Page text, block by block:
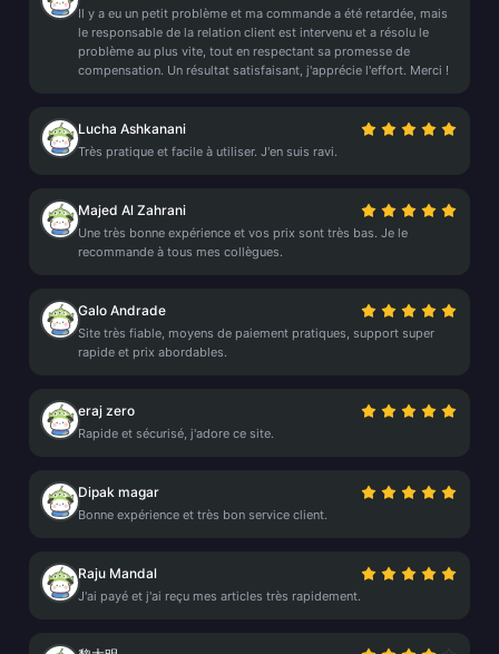
Il y a eu un petit problème et ma commande a été retardée, mais
le responsable de la relation client est intervenu et a résolu le
problème au plus vite, tout en respectant sa promesse de
compensation. Un résultat satisfaisant, j'apprécie l'effort. Merci !
Lucha Ashkanani
Très pratique et facile à utiliser. J'en suis ravi.
Majed Al Zahrani
Une très bonne expérience et vos prix sont très bas. Je le
recommande à tous mes collègues.
Galo Andrade
Site très fiable, moyens de paiement pratiques, support super
rapide et prix abordables.
eraj zero
Rapide et sécurisé, j'adore ce site.
Dipak magar
Bonne expérience et très bon service client.
Raju Mandal
J'ai payé et j'ai reçu mes articles très rapidement.